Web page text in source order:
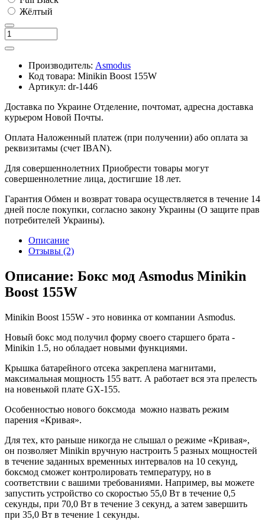
Жёлтый
Производитель: Asmodus
Код товара: Minikin Boost 155W
Артикул: dr-1446
Доставка по Украине Отделение, почтомат, адресна доставка
курьером Новой Почты.
Оплата Наложенный платеж (при получении) або оплата за
реквизитамы (счет IBAN).
Для совершеннолетних Приобрести товары могут
совершеннолетние лица, достигшие 18 лет.
Гарантия Обмен и возврат товара осуществляется в течение 14
дней после покупки, согласно закону Украины (О защите прав
потребителей Украины).
Описание
Отзывы (2)
Описание: Бокс мод Asmodus Minikin
Boost 155W
Minikin Boost 155W - это новинка от компании Asmodus.
Новый бокс мод получил форму своего старшего брата -
Minikin 1.5, но обладает новыми функциями.
Крышка батарейного отсека закреплена магнитами,
максимальная мощность 155 ватт. А работает вся эта прелесть
на новенькой плате GX-155.
Особенностью нового боксмода можно назвать режим
парения «Кривая».
Для тех, кто раньше никогда не слышал о режиме «Кривая»,
он позволяет Minikin вручную настроить 5 разных мощностей
в течение заданных временных интервалов на 10 секунд,
боксмод сможет контролировать температуру, но в
соответствии с вашими требованиями. Например, вы можете
запустить устройство со скоростью 55,0 Вт в течение 0,5
секунды, при 70,0 Вт в течение 3 секунд, а затем завершить
при 35,0 Вт в течение 1 секунды.